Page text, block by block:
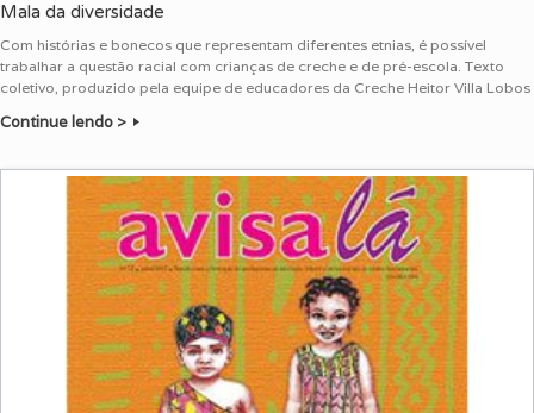
Mala da diversidade
Com histórias e bonecos que representam diferentes etnias, é possível
trabalhar a questão racial com crianças de creche e de pré-escola. Texto
coletivo, produzido pela equipe de educadores da Creche Heitor Villa Lobos
Continue lendo >